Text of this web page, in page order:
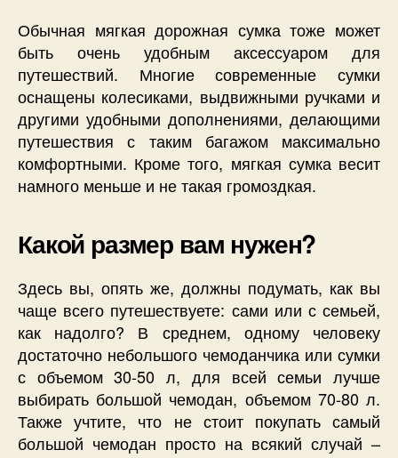
Обычная мягкая дорожная сумка тоже может
быть очень удобным аксессуаром для
путешествий. Многие современные сумки
оснащены колесиками, выдвижными ручками и
другими удобными дополнениями, делающими
путешествия с таким багажом максимально
комфортными. Кроме того, мягкая сумка весит
намного меньше и не такая громоздкая.
Какой размер вам нужен?
Здесь вы, опять же, должны подумать, как вы
чаще всего путешествуете: сами или с семьей,
как надолго? В среднем, одному человеку
достаточно небольшого чемоданчика или сумки
с объемом 30-50 л, для всей семьи лучше
выбирать большой чемодан, объемом 70-80 л.
Также учтите, что не стоит покупать самый
большой чемодан просто на всякий случай –